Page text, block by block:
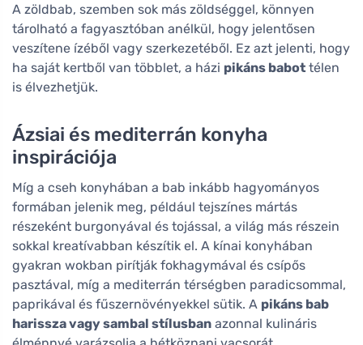
A zöldbab, szemben sok más zöldséggel, könnyen
tárolható a fagyasztóban anélkül, hogy jelentősen
veszítene ízéből vagy szerkezetéből. Ez azt jelenti, hogy
ha saját kertből van többlet, a házi pikáns babot télen
is élvezhetjük.
Ázsiai és mediterrán konyha
inspirációja
Míg a cseh konyhában a bab inkább hagyományos
formában jelenik meg, például tejszínes mártás
részeként burgonyával és tojással, a világ más részein
sokkal kreatívabban készítik el. A kínai konyhában
gyakran wokban pirítják fokhagymával és csípős
pasztával, míg a mediterrán térségben paradicsommal,
paprikával és fűszernövényekkel sütik. A pikáns bab
harissza vagy sambal stílusban azonnal kulináris